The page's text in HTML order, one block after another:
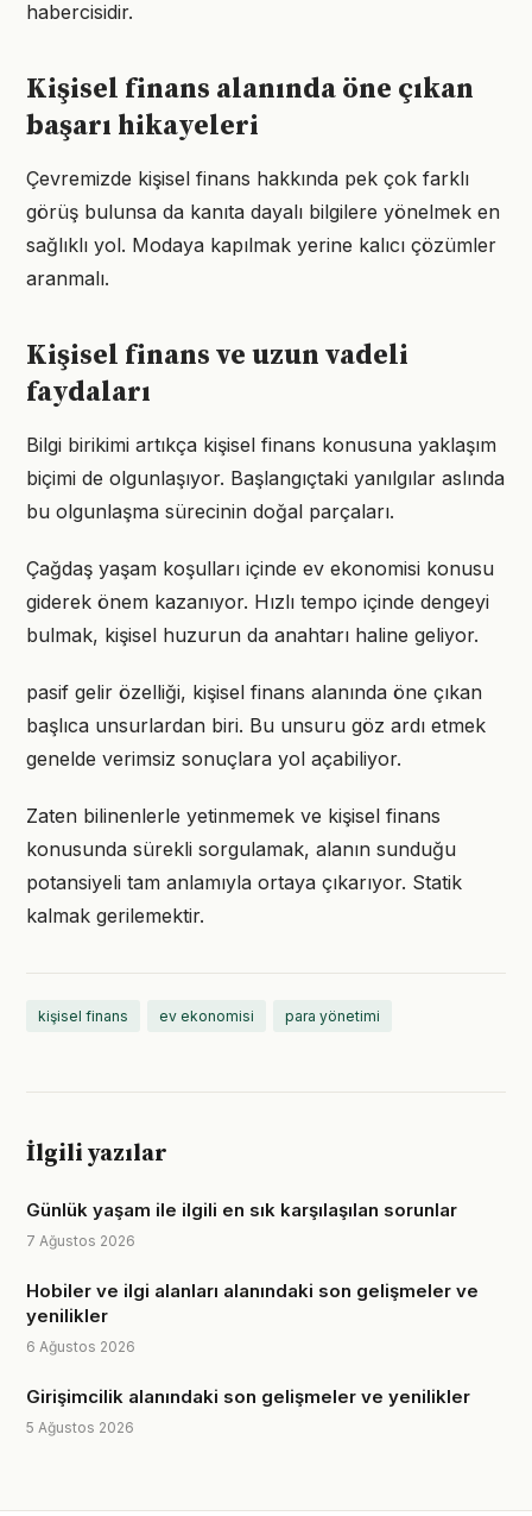
habercisidir.
Kişisel finans alanında öne çıkan
başarı hikayeleri
Çevremizde kişisel finans hakkında pek çok farklı
görüş bulunsa da kanıta dayalı bilgilere yönelmek en
sağlıklı yol. Modaya kapılmak yerine kalıcı çözümler
aranmalı.
Kişisel finans ve uzun vadeli
faydaları
Bilgi birikimi artıkça kişisel finans konusuna yaklaşım
biçimi de olgunlaşıyor. Başlangıçtaki yanılgılar aslında
bu olgunlaşma sürecinin doğal parçaları.
Çağdaş yaşam koşulları içinde ev ekonomisi konusu
giderek önem kazanıyor. Hızlı tempo içinde dengeyi
bulmak, kişisel huzurun da anahtarı haline geliyor.
pasif gelir özelliği, kişisel finans alanında öne çıkan
başlıca unsurlardan biri. Bu unsuru göz ardı etmek
genelde verimsiz sonuçlara yol açabiliyor.
Zaten bilinenlerle yetinmemek ve kişisel finans
konusunda sürekli sorgulamak, alanın sunduğu
potansiyeli tam anlamıyla ortaya çıkarıyor. Statik
kalmak gerilemektir.
kişisel finans ev ekonomisi para yönetimi
İlgili yazılar
Günlük yaşam ile ilgili en sık karşılaşılan sorunlar
7 Ağustos 2026
Hobiler ve ilgi alanları alanındaki son gelişmeler ve
yenilikler
6 Ağustos 2026
Girişimcilik alanındaki son gelişmeler ve yenilikler
5 Ağustos 2026